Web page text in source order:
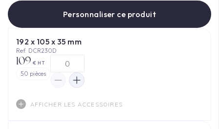
Personnaliser ce produit
192 x 105 x 35 mm
Ref. DCR230D
109 € HT
50 pièces
AFFICHER LES ACCESSOIRES